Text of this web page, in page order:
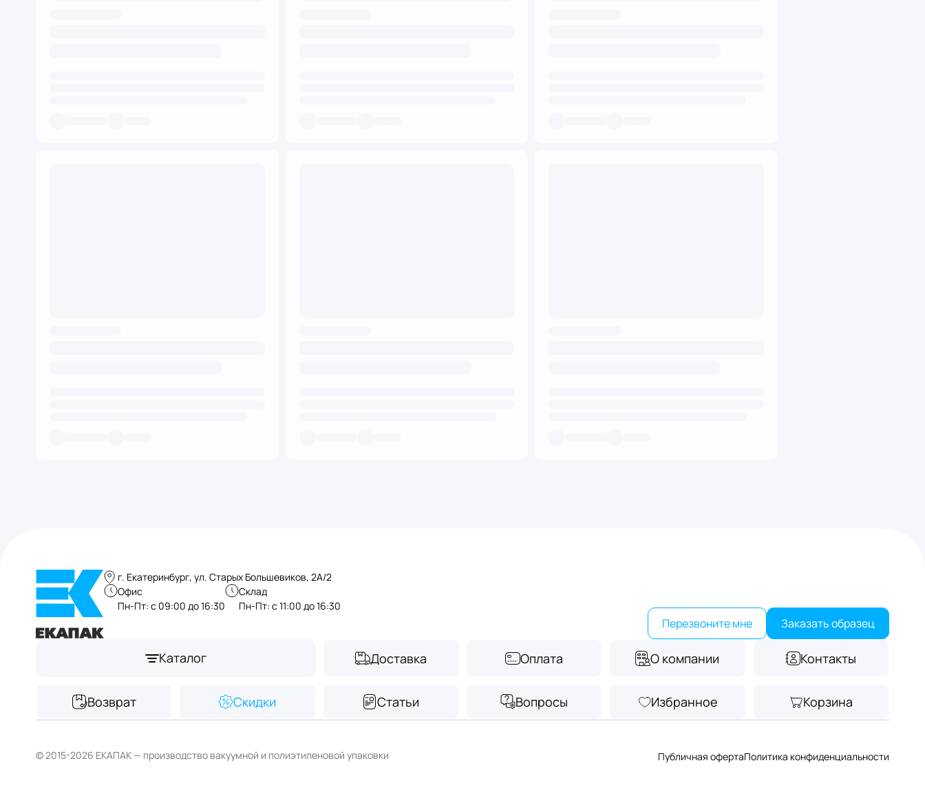
г. Екатеринбург, ул. Старых Большевиков, 2А/2
Офис
Пн-Пт: с 09:00 до 16:30
Склад
Пн-Пт: с 11:00 до 16:30
Перезвоните мне Заказать образец
Каталог Доставка Оплата О компании Контакты
Возврат Скидки Статьи Вопросы Избранное Корзина
© 2015-2026 ЕКАПАК — производство вакуумной и полиэтиленовой упаковки Публичная офертаПолитика конфиденциальности